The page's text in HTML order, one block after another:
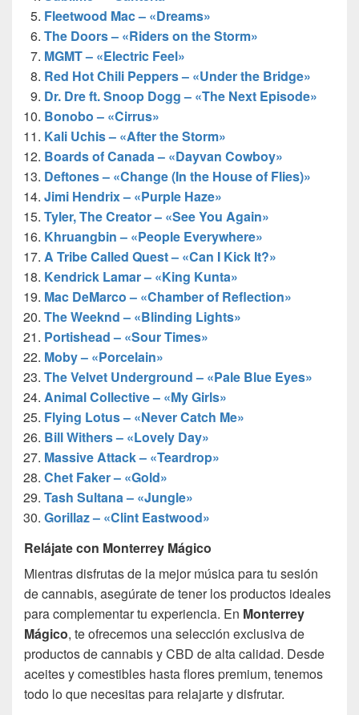
Fleetwood Mac – «Dreams»
The Doors – «Riders on the Storm»
MGMT – «Electric Feel»
Red Hot Chili Peppers – «Under the Bridge»
Dr. Dre ft. Snoop Dogg – «The Next Episode»
Bonobo – «Cirrus»
Kali Uchis – «After the Storm»
Boards of Canada – «Dayvan Cowboy»
Deftones – «Change (In the House of Flies)»
Jimi Hendrix – «Purple Haze»
Tyler, The Creator – «See You Again»
Khruangbin – «People Everywhere»
A Tribe Called Quest – «Can I Kick It?»
Kendrick Lamar – «King Kunta»
Mac DeMarco – «Chamber of Reflection»
The Weeknd – «Blinding Lights»
Portishead – «Sour Times»
Moby – «Porcelain»
The Velvet Underground – «Pale Blue Eyes»
Animal Collective – «My Girls»
Flying Lotus – «Never Catch Me»
Bill Withers – «Lovely Day»
Massive Attack – «Teardrop»
Chet Faker – «Gold»
Tash Sultana – «Jungle»
Gorillaz – «Clint Eastwood»
Relájate con Monterrey Mágico
Mientras disfrutas de la mejor música para tu sesión
de cannabis, asegúrate de tener los productos ideales
para complementar tu experiencia. En Monterrey
Mágico, te ofrecemos una selección exclusiva de
productos de cannabis y CBD de alta calidad. Desde
aceites y comestibles hasta flores premium, tenemos
todo lo que necesitas para relajarte y disfrutar.